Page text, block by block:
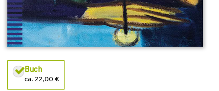
Buch
ca. 22,00 €